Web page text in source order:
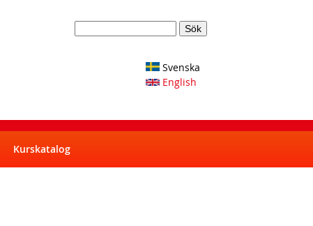
c
f
Svenska
English
Kurskatalog